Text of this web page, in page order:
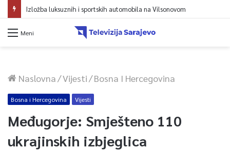
Izložba luksuznih i sportskih automobila na Vilsonovom
Meni
Naslovna/Vijesti/Bosna I Hercegovina
Bosna i Hercegovina Vijesti
Međugorje: Smješteno 110
ukrajinskih izbjeglica